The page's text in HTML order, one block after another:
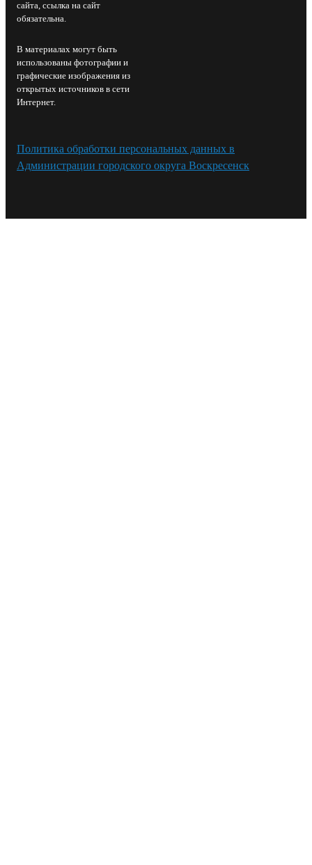
сайта, ссылка на сайт
обязательна.
В материалах могут быть
использованы фотографии и
графические изображения из
открытых источников в сети
Интернет.
Политика обработки персональных данных в
Администрации городского округа Воскресенск